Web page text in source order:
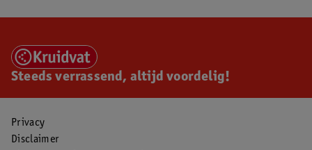
Steeds verrassend, altijd voordelig!
Privacy
Disclaimer